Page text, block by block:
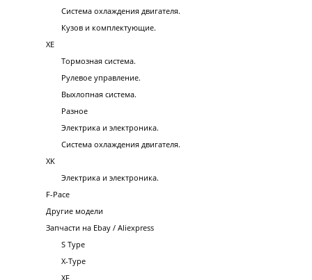
Система охлаждения двигателя.
Кузов и комплектующие.
XE
Тормозная система.
Рулевое управление.
Выхлопная система.
Разное
Электрика и электроника.
Система охлаждения двигателя.
XK
Электрика и электроника.
F-Pace
Другие модели
Запчасти на Ebay / Aliexpress
S Type
X-Type
XF